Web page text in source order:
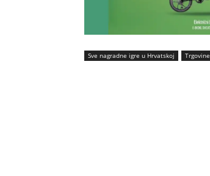
Sve nagradne igre u Hrvatskoj Trgovine